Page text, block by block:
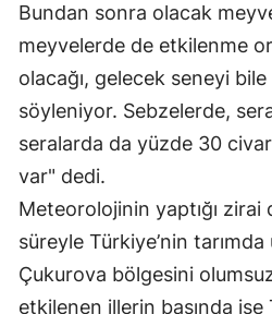
Bundan sonra olacak
meyvelerde de etkilenme
olacağı, gelecek seneyi
söyleniyor. Sebzelerde,
seralarda da yüzde 30
var" dedi.
Meteorolojinin yaptığı zirai
süreyle Türkiye’nin
Çukurova bölgesini
etkilenen illerin başında ise